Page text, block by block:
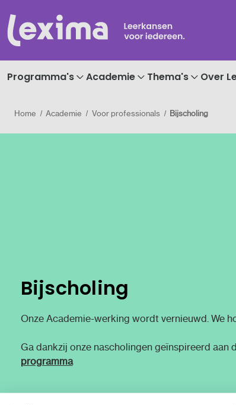
Programma's Academie Thema's Over
Home Academie Voor professionals Bijscholing
Bijscholing
Onze Academie-werking wordt vernieuwd. We
Ga dankzij onze nascholingen geïnspireerd aan
programma